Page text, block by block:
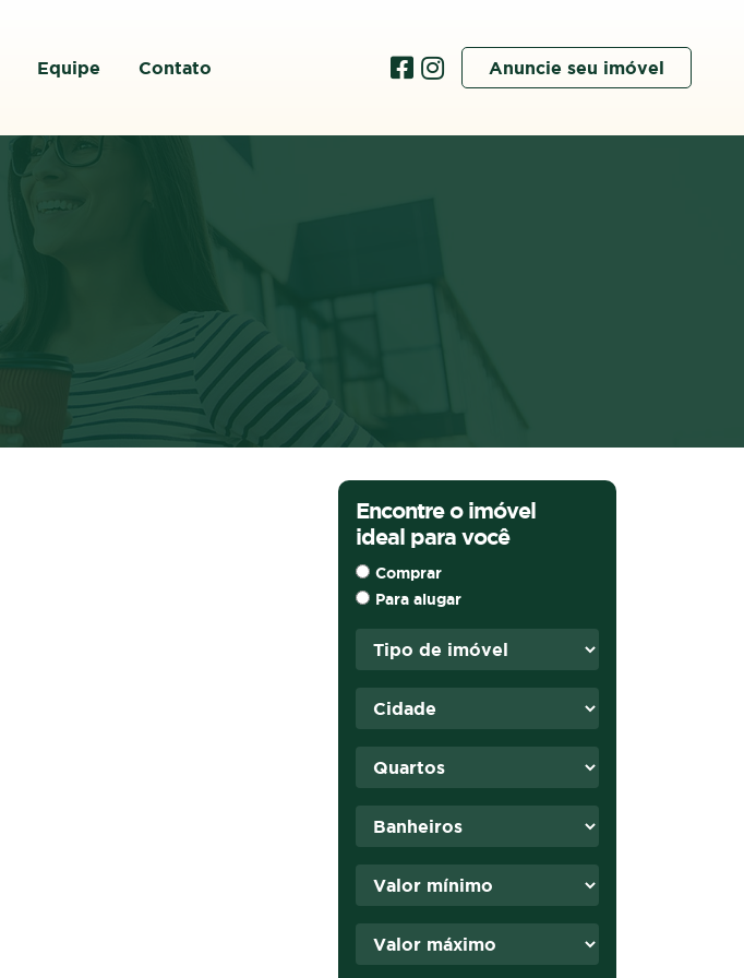
Equipe Contato Anuncie seu imóvel
Encontre o imóvel
ideal para você
Comprar
Para alugar